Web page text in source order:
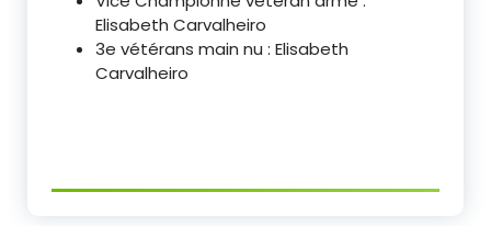
Elisabeth Carvalheiro
3e vétérans main nu : Elisabeth
Carvalheiro